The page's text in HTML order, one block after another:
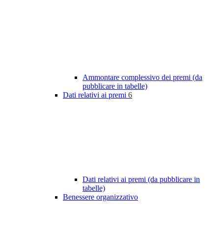
Ammontare complessivo dei premi (da
pubblicare in tabelle)
Dati relativi ai premi 6
Dati relativi ai premi (da pubblicare in
tabelle)
Benessere organizzativo